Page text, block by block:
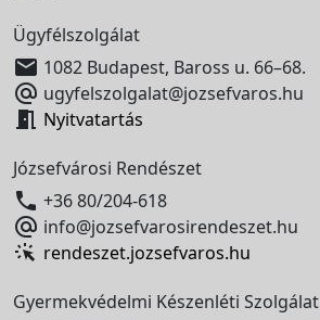
Ügyfélszolgálat
 1082 Budapest, Baross u. 66–68.
 ugyfelszolgalat@jozsefvaros.hu
 Nyitvatartás
Józsefvárosi Rendészet
 +36 80/204-618
 info@jozsefvarosirendeszet.hu
rendeszet.jozsefvaros.hu
Gyermekvédelmi Készenléti Szolgálat